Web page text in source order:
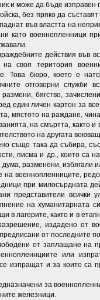
и може да бъде изправен
без пряко да съставят
във властта на
като военнопленници
действия във
на своя територия
Това бюро, което е
отговорни служби
бягство,
един личен картон за
мястото на раждане,
на смъртта, както
на другата
така да събира,
писма и др., които са
разменени, избягали
при милосърдната
представители всички
на хуманитарната
в лагерите, както и в
издадено от
от последните
от заплащане на
или
изпращат и за които са
за
железници.